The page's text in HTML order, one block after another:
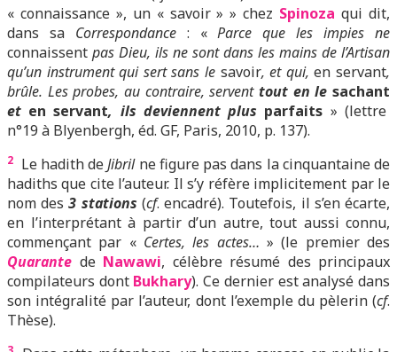
« connaissance », un « savoir » » chez Spinoza qui dit,
dans sa Correspondance: «Parce que les impies ne
connaissent pas Dieu, ils ne sont dans les mains de l’Artisan
qu’un instrument qui sert sans le savoir, et qui,en servant,
brûle. Les probes, au contraire, serventtout en lesachant
et en servant, ils deviennent plus parfaits » (lettre
n°19 à Blyenbergh, éd. GF, Paris, 2010, p. 137).
2 Le hadith deJibrilne figure pas dans la cinquantaine de
hadiths que cite l’auteur. Il s’y réfère implicitement par le
nom des3 stations (cf. encadré). Toutefois, il s’en écarte,
en l’interprétant à partir d’un autre, tout aussi connu,
commençant par « Certes, les actes… » (le premier des
Quarante de Nawawi, célèbre résumé des principaux
compilateurs dont Bukhary). Ce dernier est analysé dans
son intégralité par l’auteur, dont l’exemple du pèlerin (cf.
Thèse).